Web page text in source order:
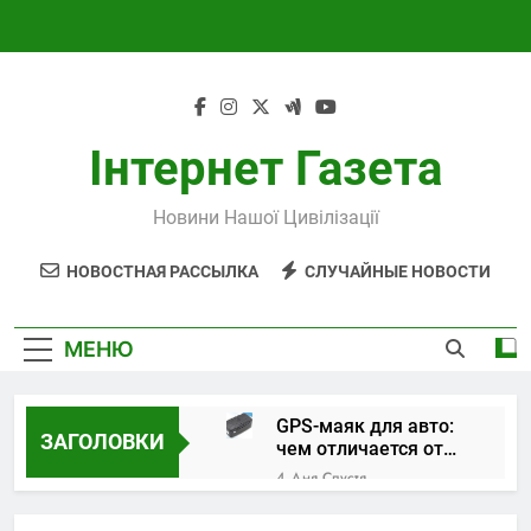
Інтернет Газета
Новини Нашої Цивілізації
НОВОСТНАЯ РАССЫЛКА СЛУЧАЙНЫЕ НОВОСТИ
МЕНЮ
ЗАГОЛОВКИ
GPS-маяк для авто:
чем отличается от
трекера и как
выбрать устройство
4 Дня Спустя